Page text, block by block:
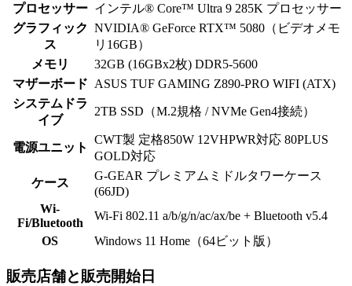
プロセッサー インテル® Core™ Ultra 9 285K プロセッサー
グラフィック
ス
NVIDIA® GeForce RTX™ 5080（ビデオメモ
リ16GB）
メモリ
32GB (16GBx2枚) DDR5-5600
マザーボード ASUS TUF GAMING Z890-PRO WIFI (ATX)
システムドラ
イブ
2TB SSD（M.2規格 / NVMe Gen4接続）
電源ユニット
CWT製 定格850W 12VHPWR対応 80PLUS
GOLD対応
ケース
G-GEAR プレミアムミドルタワーケース
(66JD)
Wi-
Fi/Bluetooth
Wi-Fi 802.11 a/b/g/n/ac/ax/be + Bluetooth v5.4
OS
Windows 11 Home（64ビット版）
販売店舗と販売開始日